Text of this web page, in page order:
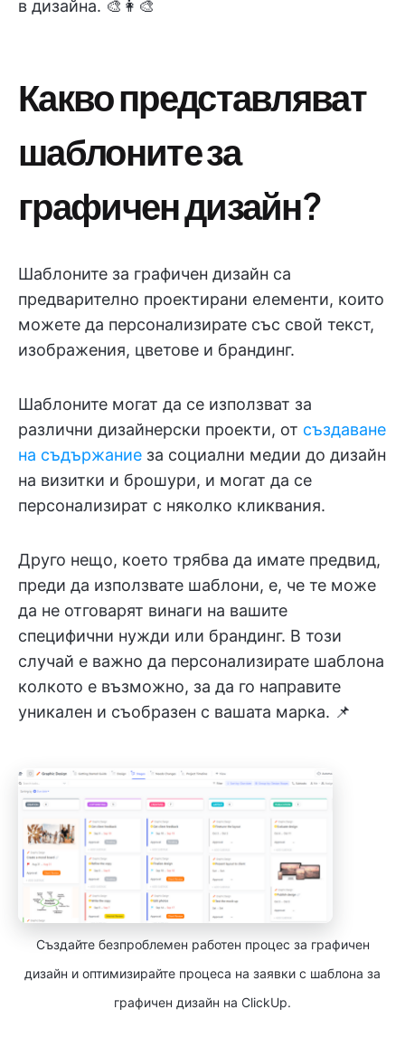
в дизайна. 🎨👩‍🎨
Какво представляват
шаблоните за
графичен дизайн?
Шаблоните за графичен дизайн са
предварително проектирани елементи, които
можете да персонализирате със свой текст,
изображения, цветове и брандинг.
Шаблоните могат да се използват за
различни дизайнерски проекти, от създаване
на съдържание за социални медии до дизайн
на визитки и брошури, и могат да се
персонализират с няколко кликвания.
Друго нещо, което трябва да имате предвид,
преди да използвате шаблони, е, че те може
да не отговарят винаги на вашите
специфични нужди или брандинг. В този
случай е важно да персонализирате шаблона
колкото е възможно, за да го направите
уникален и съобразен с вашата марка. 📌
Създайте безпроблемен работен процес за графичен
дизайн и оптимизирайте процеса на заявки с шаблона за
графичен дизайн на ClickUp.